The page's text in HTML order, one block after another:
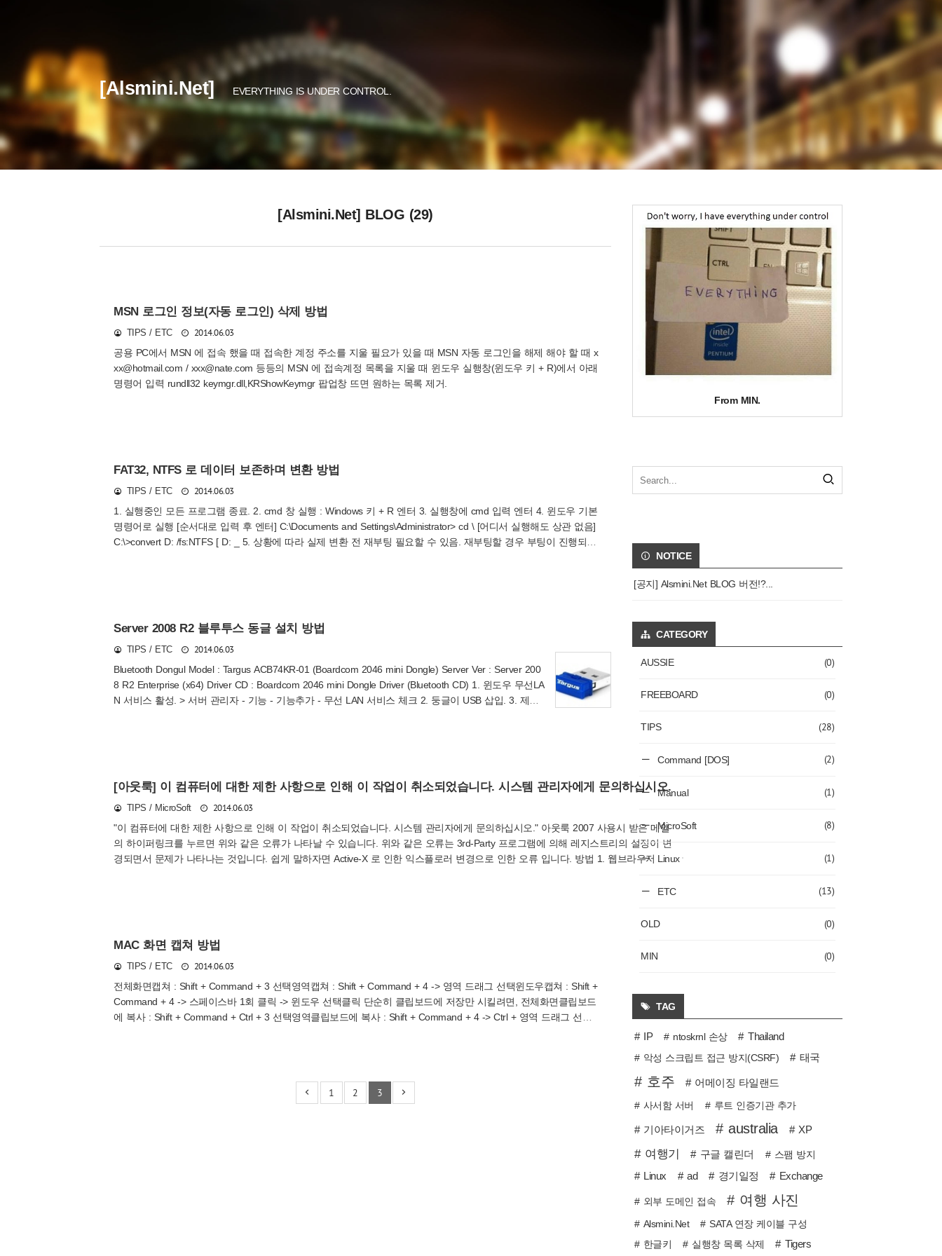
[Alsmini.Net] EVERYTHING IS UNDER CONTROL.
[Alsmini.Net] BLOG (29)
MSN 로그인 정보(자동 로그인) 삭제 방법
TIPS / ETC
2014.06.03
공용 PC에서 MSN 에 접속 했을 때 접속한 계정 주소를 지울 필요가 있을 때 MSN 자동 로그인을 해제 해야 할 때 x
xx@hotmail.com / xxx@nate.com 등등의 MSN 에 접속계정 목록을 지울 때 윈도우 실행창(윈도우 키 + R)에서 아래
명령어 입력 rundll32 keymgr.dll,KRShowKeymgr 팝업창 뜨면 원하는 목록 제거.
FAT32, NTFS 로 데이터 보존하며 변환 방법
TIPS / ETC
2014.06.03
1. 실행중인 모든 프로그램 종료. 2. cmd 창 실행 : Windows 키 + R 엔터 3. 실행창에 cmd 입력 엔터 4. 윈도우 기본
명령어로 실행 [순서대로 입력 후 엔터] C:\Documents and Settings\Administrator> cd \ [어디서 실행해도 상관 없음]
C:\>convert D: /fs:NTFS [ D: _ 5. 상황에 따라 실제 변환 전 재부팅 필요할 수 있음. 재부팅할 경우 부팅이 진행되는
Server 2008 R2 블루투스 동글 설치 방법
TIPS / ETC
2014.06.03
Bluetooth Dongul Model : Targus ACB74KR-01 (Boardcom 2046 mini Dongle) Server Ver : Server 200
8 R2 Enterprise (x64) Driver CD : Boardcom 2046 mini Dongle Driver (Bluetooth CD) 1. 윈도우 무선LA
N 서비스 활성. > 서버 관리자 - 기능 - 기능추가 - 무선 LAN 서비스 체크 2. 둥글이 USB 삽입. 3. 제품
[아웃룩] 이 컴퓨터에 대한 제한 사항으로 인해 이 작업이 취소되었습니다. 시스템 관리자에게 문의하십시오.
TIPS / MicroSoft
2014.06.03
"이 컴퓨터에 대한 제한 사항으로 인해 이 작업이 취소되었습니다. 시스템 관리자에게 문의하십시오." 아웃룩 2007 사용시 받은 메일
의 하이퍼링크를 누르면 위와 같은 오류가 나타날 수 있습니다. 위와 같은 오류는 3rd-Party 프로그램에 의해 레지스트리의 설정이 변
경되면서 문제가 나타나는 것입니다. 쉽게 말하자면 Active-X 로 인한 익스플로러 변경으로 인한 오류 입니다. 방법 1. 웹브라우저 를
션 - 프로그램 탭으로 이동 4) 아래 그림과 같이 [기본값으로] 클릭후에 [확인] 클릭 ※ 이미 되어 있는경우(비활성화시) 패스. 2. 기본
MAC 화면 캡쳐 방법
TIPS / ETC
2014.06.03
전체화면캡쳐 : Shift + Command + 3 선택영역캡쳐 : Shift + Command + 4 -> 영역 드래그 선택윈도우캡쳐 : Shift +
Command + 4 -> 스페이스바 1회 클릭 -> 윈도우 선택클릭 단순히 클립보드에 저장만 시킬려면, 전체화면클립보드
에 복사 : Shift + Command + Ctrl + 3 선택영역클립보드에 복사 : Shift + Command + 4 -> Ctrl + 영역 드래그 선택
1 2 3
From MIN.
NOTICE
[공지] Alsmini.Net BLOG 버전!?...
CATEGORY
AUSSIE (0)
FREEBOARD (0)
TIPS (28)
Command [DOS] (2)
Manual (1)
MicroSoft (8)
Linux (1)
ETC (13)
OLD (0)
MIN (0)
TAG
IP ntoskrnl 손상 Thailand
악성 스크립트 접근 방지(CSRF) 태국
호주 어메이징 타일랜드
사서함 서버 루트 인증기관 추가
기아타이거즈 australia XP
여행기 구글 캘린더 스팸 방지
Linux ad 경기일정 Exchange
외부 도메인 접속 여행 사진
Alsmini.Net
SATA 연장 케이블 구성
한글키
실행창 목록 삭제 Tigers